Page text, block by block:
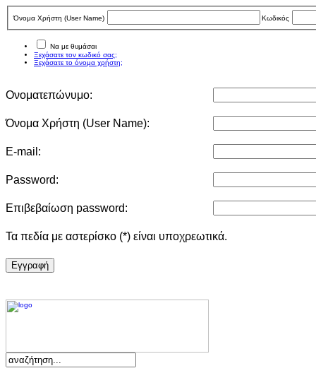
Όνομα Χρήστη (User Νame) Κωδικός
Να με θυμάσαι
Ξεχάσατε τον κωδικό σας;
Ξεχάσατε το όνομα χρήστη;
Ονοματεπώνυμο:
Όνομα Χρήστη (User Νame):
E-mail:
Password:
Επιβεβαίωση password:
Τα πεδία με αστερίσκο (*) είναι υποχρεωτικά.
Eγγραφή